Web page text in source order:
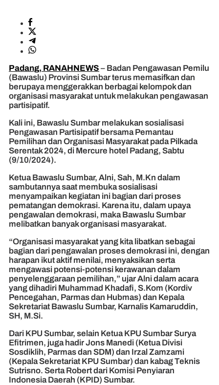
Padang, RANAHNEWS – Badan Pengawasan Pemilu
(Bawaslu) Provinsi Sumbar terus memasifkan dan
berupaya menggerakkan berbagai kelompok dan
organisasi masyarakat untuk melakukan pengawasan
partisipatif.
Kali ini, Bawaslu Sumbar melakukan sosialisasi
Pengawasan Partisipatif bersama Pemantau
Pemilihan dan Organisasi Masyarakat pada Pilkada
Serentak 2024, di Mercure hotel Padang, Sabtu
(9/10/2024).
Ketua Bawaslu Sumbar, Alni, Sah, M.Kn dalam
sambutannya saat membuka sosialisasi
menyampaikan kegiatan ini bagian dari proses
pematangan demokrasi. Karena itu, dalam upaya
pengawalan demokrasi, maka Bawaslu Sumbar
melibatkan banyak organisasi masyarakat.
“Organisasi masyarakat yang kita libatkan sebagai
bagian dari pengawalan proses demokrasi ini, dengan
harapan ikut aktif menilai, menyaksikan serta
mengawasi potensi-potensi kerawanan dalam
penyelenggaraan pemilihan,” ujar Alni dalam acara
yang dihadiri Muhammad Khadafi, S.Kom (Kordiv
Pencegahan, Parmas dan Hubmas) dan Kepala
Sekretariat Bawaslu Sumbar, Karnalis Kamaruddin,
SH, M.Si.
Dari KPU Sumbar, selain Ketua KPU Sumbar Surya
Efitrimen, juga hadir Jons Manedi (Ketua Divisi
Sosdiklih, Parmas dan SDM) dan Irzal Zamzami
(Kepala Sekretariat KPU Sumbar) dan kabag Teknis
Sutrisno. Serta Robert dari Komisi Penyiaran
Indonesia Daerah (KPID) Sumbar.